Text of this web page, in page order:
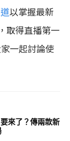
以掌握最新
，取得直播第一
一起討論使
來了？傳兩款新